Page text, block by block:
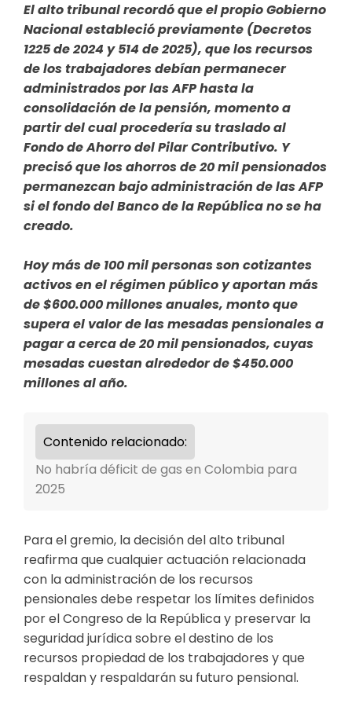
El alto tribunal recordó que el propio Gobierno
Nacional estableció previamente (Decretos
1225 de 2024 y 514 de 2025), que los recursos
de los trabajadores debían permanecer
administrados por las AFP hasta la
consolidación de la pensión, momento a
partir del cual procedería su traslado al
Fondo de Ahorro del Pilar Contributivo. Y
precisó que los ahorros de 20 mil pensionados
permanezcan bajo administración de las AFP
si el fondo del Banco de la República no se ha
creado.
Hoy más de 100 mil personas son cotizantes
activos en el régimen público y aportan más
de $600.000 millones anuales, monto que
supera el valor de las mesadas pensionales a
pagar a cerca de 20 mil pensionados, cuyas
mesadas cuestan alrededor de $450.000
millones al año.
Contenido relacionado:
No habría déficit de gas en Colombia para
2025
Para el gremio, la decisión del alto tribunal
reafirma que cualquier actuación relacionada
con la administración de los recursos
pensionales debe respetar los límites definidos
por el Congreso de la República y preservar la
seguridad jurídica sobre el destino de los
recursos propiedad de los trabajadores y que
respaldan y respaldarán su futuro pensional.